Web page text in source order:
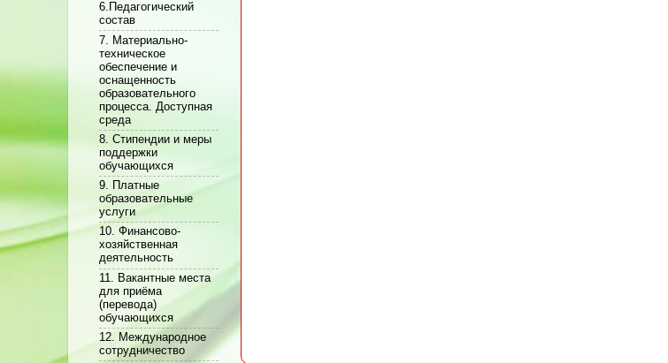
6.Педагогический
состав
7. Материально-
техническое
обеспечение и
оснащенность
образовательного
процесса. Доступная
среда
8. Стипендии и меры
поддержки
обучающихся
9. Платные
образовательные
услуги
10. Финансово-
хозяйственная
деятельность
11. Вакантные места
для приёма
(перевода)
обучающихся
12. Международное
сотрудничество